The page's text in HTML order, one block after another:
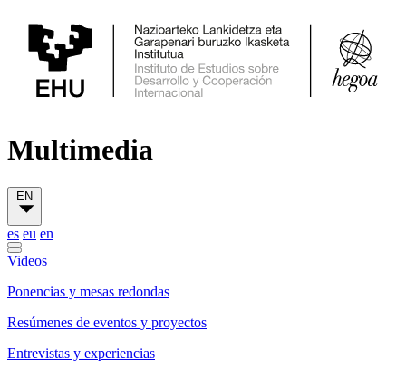
Multimedia
EN
es eu en
Videos
Ponencias y mesas redondas
Resúmenes de eventos y proyectos
Entrevistas y experiencias